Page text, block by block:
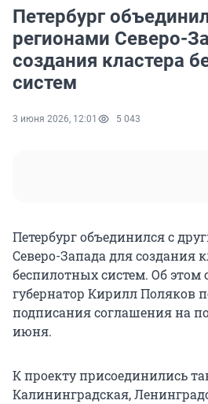
Петербург
регионами Северо-
создания кластера
систем
3 июня 2026, 12:01 5 043
Петербург объединился с
Северо-Запада для создания
беспилотных систем. Об этом
губернатор Кирилл Поляков
подписания соглашения на
июня.
К проекту присоединились
Калининградская,